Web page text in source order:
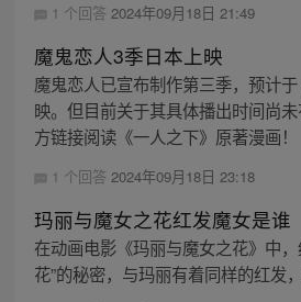
1 个回答 2024年09月18日 21:49
魔鬼恋人3季日本上映
魔鬼恋人已宣布制作第三季，预计
映。但目前关于其具体播出时间尚
方链接阅读《一人之下》原著漫画！
1 个回答 2024年09月18日 23:18
玛丽与魔女之花红发魔女是谁
在动画电影《玛丽与魔女之花》中
花”的秘密，与玛丽有着同样的红发